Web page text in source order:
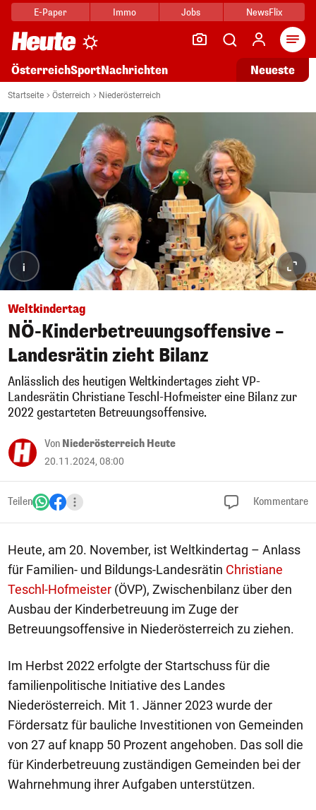
E-Paper Immo Jobs NewsFlix
ÖsterreichSportNachrichten Neueste
Startseite Österreich Niederösterreich
i
Weltkindertag
NÖ-Kinderbetreuungsoffensive –
Landesrätin zieht Bilanz
Anlässlich des heutigen Weltkindertages zieht VP-
Landesrätin Christiane Teschl-Hofmeister eine Bilanz zur
2022 gestarteten Betreuungsoffensive.
Von Niederösterreich Heute
20.11.2024, 08:00
Teilen Kommentare
Heute, am 20. November, ist Weltkindertag – Anlass
für Familien- und Bildungs-Landesrätin Christiane
Teschl-Hofmeister (ÖVP), Zwischenbilanz über den
Ausbau der Kinderbetreuung im Zuge der
Betreuungsoffensive in Niederösterreich zu ziehen.
Im Herbst 2022 erfolgte der Startschuss für die
familienpolitische Initiative des Landes
Niederösterreich. Mit 1. Jänner 2023 wurde der
Fördersatz für bauliche Investitionen von Gemeinden
von 27 auf knapp 50 Prozent angehoben. Das soll die
für Kinderbetreuung zuständigen Gemeinden bei der
Wahrnehmung ihrer Aufgaben unterstützen.